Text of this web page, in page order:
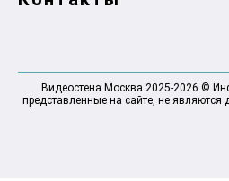
Видеостена Москва 2025-2026 ©
представленные на сайте, не